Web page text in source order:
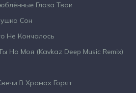
Глаза Твои
Сон
Не Кончалось
На Моя (Kavkaz Deep Music Remix)
В Храмах Горят